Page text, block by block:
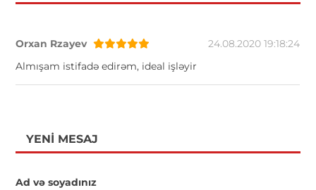
Orxan Rzayev
24.08.2020 19:18:24
Almışam istifadə edirəm, ideal işləyir
YENI MESAJ
Ad və soyadınız